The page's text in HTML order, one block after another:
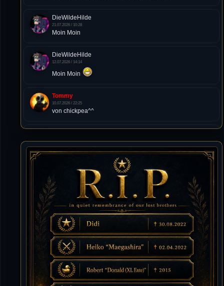
DieWildeHilde
21.07.2026 / 10:28
Moin Moin
DieWildeHilde
12.07.2026 / 14:14
Moin Moin
Tommy
10.07.2026 / 22:25
von chickpea^^
10.07.2026 / 22:25
Letzte Aktivität:
27. Dez 2023, 22:48
DieWildeHilde
10.07.2026 / 12:48
Happy Birthday Chickpea
DieWildeHilde
10.07.2026 / 10:08
Hallo meine Lieben!
Isimiyaki
10.07.2026 / 00:34
Alles gute chickpea